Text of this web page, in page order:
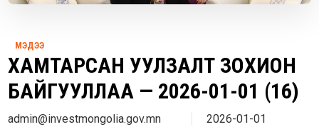
МЭДЭЭ
ХАМТАРСАН УУЛЗАЛТ ЗОХИОН
БАЙГУУЛЛАА — 2026-01-01 (16)
admin@investmongolia.gov.mn 2026-01-01